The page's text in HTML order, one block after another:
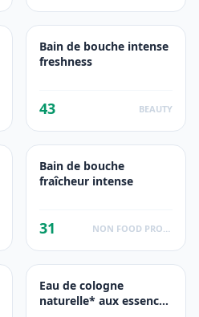
Bain de bouche intense
freshness
43 BEAUTY
Bain de bouche
fraîcheur intense
31
Eau de cologne
naturelle* aux essences